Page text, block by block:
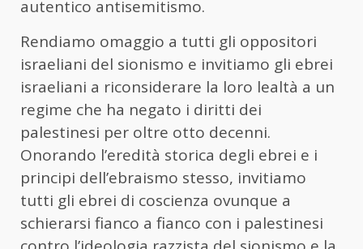
autentico antisemitismo.
Rendiamo omaggio a tutti gli oppositori
israeliani del sionismo e invitiamo gli ebrei
israeliani a riconsiderare la loro lealtà a un
regime che ha negato i diritti dei
palestinesi per oltre otto decenni.
Onorando l’eredità storica degli ebrei e i
principi dell’ebraismo stesso, invitiamo
tutti gli ebrei di coscienza ovunque a
schierarsi fianco a fianco con i palestinesi